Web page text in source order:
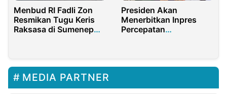
Menbud RI Fadli Zon
Resmikan Tugu Keris
Raksasa di Sumenep
Presiden Akan
Menerbitkan Inpres
Percepatan
MEDIA PARTNER